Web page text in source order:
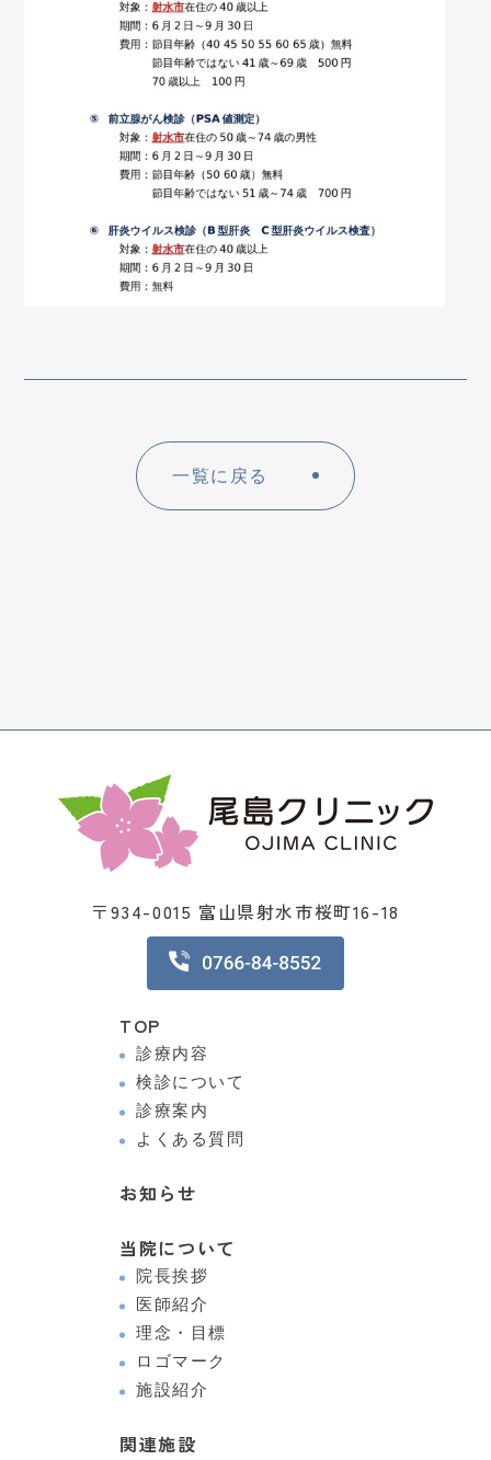
一覧に戻る
〒934-0015 富山県射水市桜町16-18
TOP
診療内容
検診について
診療案内
よくある質問
お知らせ
当院について
院長挨拶
医師紹介
理念・目標
ロゴマーク
施設紹介
関連施設